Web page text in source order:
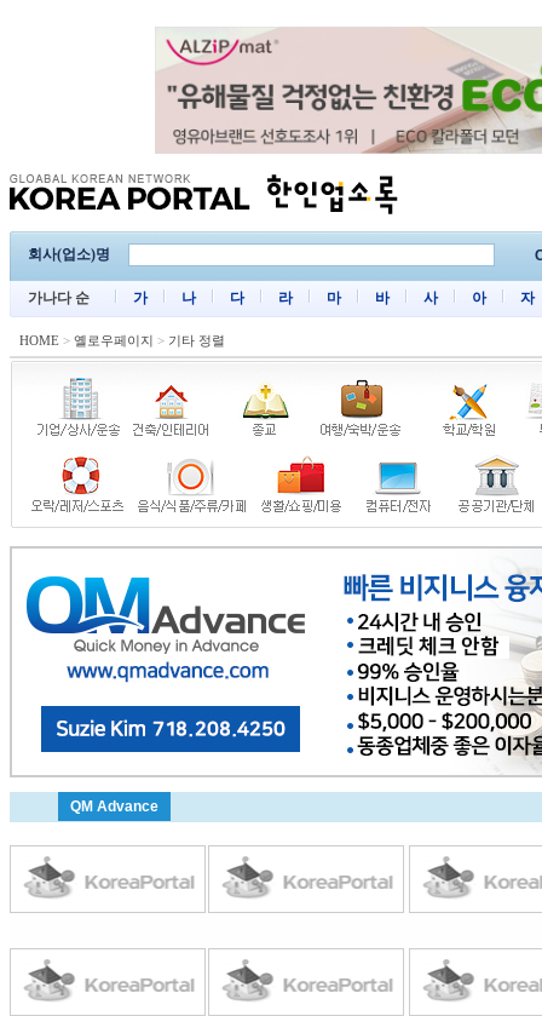
회사(업소)명
가나다 순 가 나 다 라 마 바 사 아 자
HOME > 옐로우페이지 > 기타 정렬
QM Advance